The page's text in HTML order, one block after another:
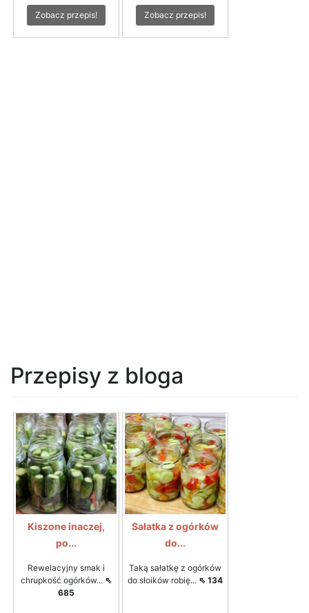
Zobacz przepis! Zobacz przepis!
Przepisy z bloga
Kiszone inaczej,
po...
Rewelacyjny smak i
chrupkość ogórków... ⇖
685
Sałatka z ogórków
do...
Taką sałatkę z ogórków
do słoików robię... ⇖ 134